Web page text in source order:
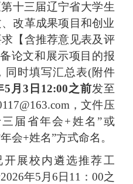
十三届辽宁省大学生
改革成果项目和创业
【含推荐意见表及评
论文和展示项目的报
同时填写汇总表(附件
5月3日12:00之前发至
，文件压
三届省年会+姓名”或
会+姓名”方式命名 。
开展校内遴选推荐工
2026年5月 6 日 11：00之